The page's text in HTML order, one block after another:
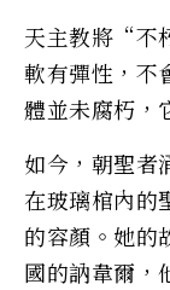
天主教將“不
軟有彈性，不
體並未腐朽，
如今，朝聖者
在玻璃棺內的
的容顏。她的
國的訥韋爾，